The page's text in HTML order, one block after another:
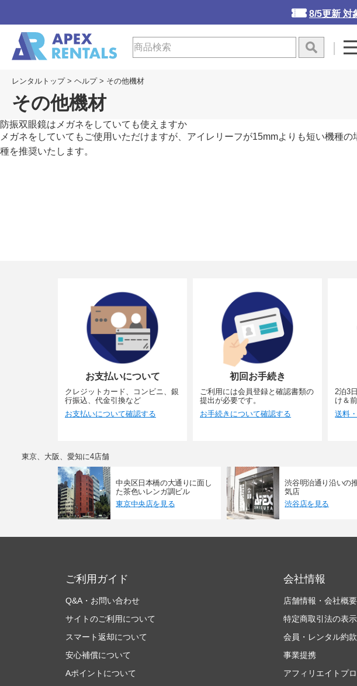
8/5更新 対
レンタルトップ> ヘルプ> その他機材
その他機材
防振双眼鏡はメガネをしていても使えますか
メガネをしていてもご使用いただけますが、アイレリーフが15mmよりも短い機種
種を推奨いたします。
お支払いについて
クレジットカード、コンビニ、銀
行振込、代金引換など
お支払いについて確認する
初回お手続き
ご利用には会員登録と確認書類の
提出が必要です。
お手続きについて確認する
2泊3
け＆
送料
東京、大阪、愛知に4店舗
中央区日本橋の大通りに面し
た茶色いレンガ調ビル
東京中央店を見る
渋谷明治通り沿いの
気店
渋谷店を見る
ご利用ガイド
Q&A・お問い合わせ
サイトのご利用について
スマート返却について
安心補償について
Aポイントについて
会社情報
店舗情報・会社概要
特定商取引法の表示
会員・レンタル約款
事業提携
アフィリエイトプ